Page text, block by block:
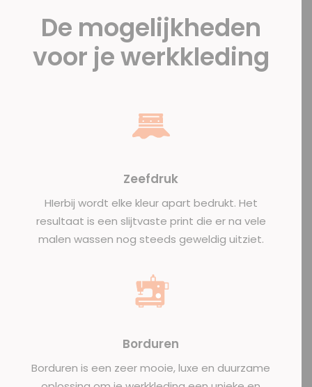
De mogelijkheden
voor je werkkleding
Zeefdruk
HIerbij wordt elke kleur apart bedrukt. Het
resultaat is een slijtvaste print die er na vele
malen wassen nog steeds geweldig uitziet.
Borduren
Borduren is een zeer mooie, luxe en duurzame